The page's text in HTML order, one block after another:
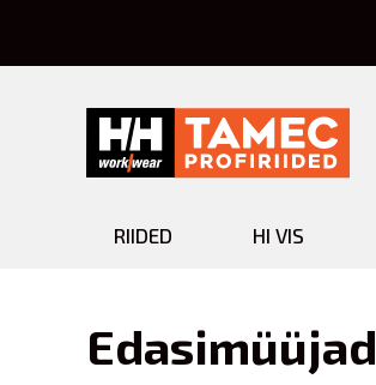
RIIDED HI VIS
Edasimüüjad